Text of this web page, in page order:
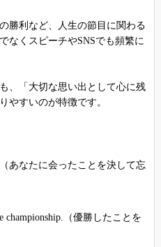
勝利など、人生の節目に関わる
なくスピーチやSNSでも頻繁に
、「大切な思い出として心に残
やすいのが特徴です。
あなたに会ったことを決して忘
championship.（優勝したことを